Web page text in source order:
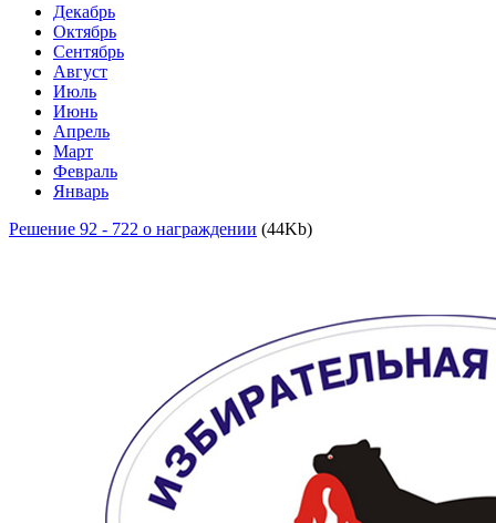
Декабрь
Октябрь
Сентябрь
Август
Июль
Июнь
Апрель
Март
Февраль
Январь
Решение 92 - 722 о награждении (44Kb)